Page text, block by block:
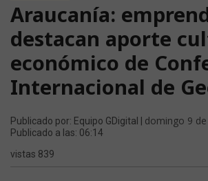
Araucanía:
destacan aporte
económico de
Internacional de
Publicado por: Equipo GDigital | domingo 9
Publicado a las: 06:14
vistas 839